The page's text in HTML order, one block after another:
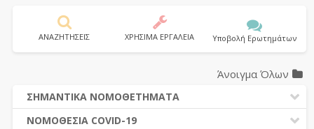
ΑΝΑΖΗΤΗΣΕΙΣ ΧΡΗΣΙΜΑ ΕΡΓΑΛΕΙΑ Υποβολή Ερωτημάτων
Άνοιγμα Όλων
ΣΗΜΑΝΤΙΚΑ ΝΟΜΟΘΕΤΗΜΑΤΑ
ΔΗΜΟΣΙΕΣ ΣΥΜΒΑΣΕΙΣ (Ν. 4412/2016)
ΝΟΜΟΘΕΣΙΑ COVID-19